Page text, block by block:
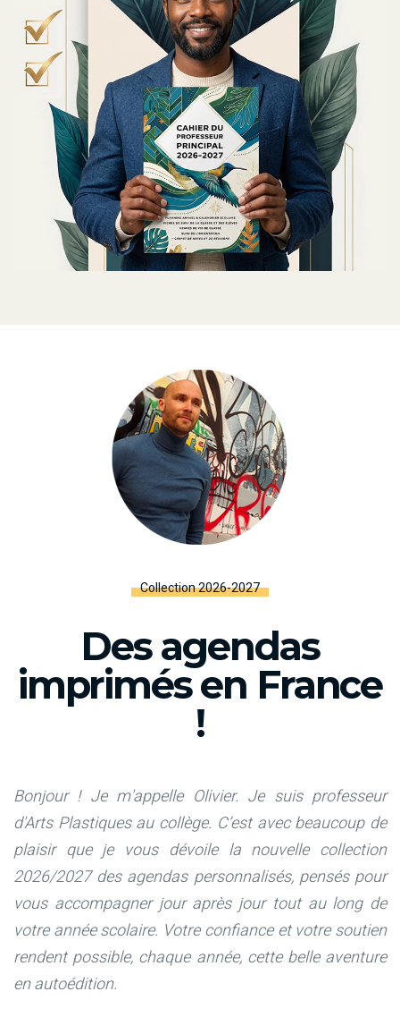
Collection 2026-2027
Des agendas
imprimés en France
!
Bonjour ! Je m'appelle Olivier. Je suis professeur
d'Arts Plastiques au collège. C’est avec beaucoup de
plaisir que je vous dévoile la nouvelle collection
2026/2027 des agendas personnalisés, pensés pour
vous accompagner jour après jour tout au long de
votre année scolaire. Votre confiance et votre soutien
rendent possible, chaque année, cette belle aventure
en autoédition.